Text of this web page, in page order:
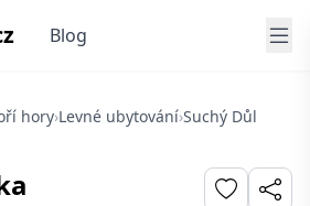
Blog
hory›Levné ubytování›Suchý Důl